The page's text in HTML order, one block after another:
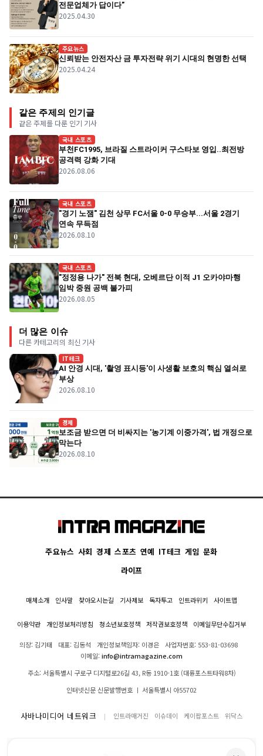
전문업체가 답이다”
2025.04.30
주요뉴스
신뢰받는 안전자산 금 투자전략 위기 시대의 현명한 선택
2025.04.24
같은 주제의 인기글
같은 주제를 다룬 인기 기사
국내 스포츠
부천FC1995, 브라질 스트라이커 구스타보 영입..최전방
공격력 강화 기대
2026.08.06
국내 스포츠
"경기 노잼" 김천 상무 FC서울 0-0 무승부...서울 2경기
연속 무득점
2026.08.10
국내 스포츠
"정정용 나가" 전북 현대, 오베르단 이적 J1 오카야마행
임박 중원 공백 불가피
2026.08.05
더 많은 이슈
다른 카테고리의 최신 기사
IT테크
AI 안경 시대, '촬영 표시등'이 사생활 보호의 핵심 열쇠로
부상
2026.08.10
경제
보조금 받으면 더 비싸지는 '농기계 이중가격', 법 개정으로
막는다
2026.08.10
주요뉴스 사회 경제 스포츠 연예 IT테크 게임 문화
라이프
매체소개 인사말 찾아오시는길 기사제보 독자투고 인트라위키 사이트맵
이용약관 개인정보처리방침 청소년보호정책 저작권보호정책 이메일무단수집거부
의장: 김기태 대표: 김동석 개인정보책임자: 이경은
사업자번호: 553-81-03698
이메일:info@intramagazine.com
주소: 서울특별시 구로구 디지털로26길 43, R동 1910-1호 (대륭포스트타워8차)
인터넷신문 신문발행번호 ㅣ 서울특별시 아55702
사바나미디어 네트워크 인트라매거진 이슈데이 케이팝포스트 위닥스